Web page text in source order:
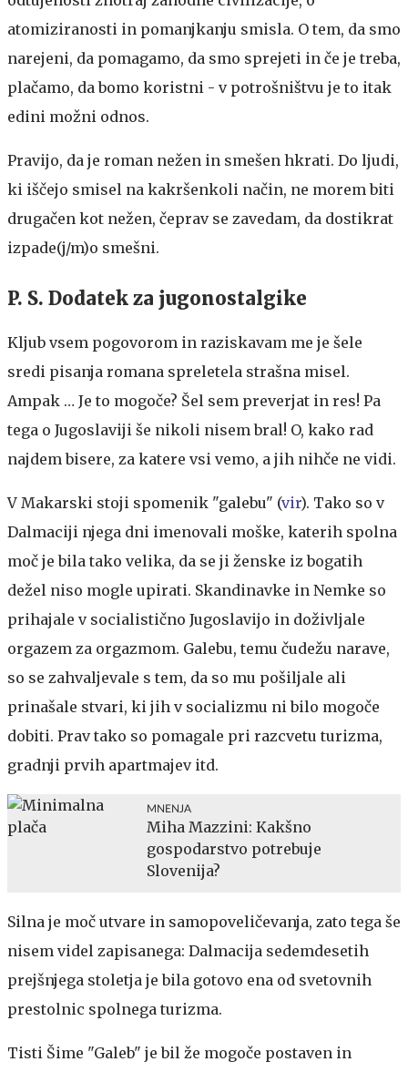
atomiziranosti in pomanjkanju smisla. O tem, da smo
narejeni, da pomagamo, da smo sprejeti in če je treba,
plačamo, da bomo koristni - v potrošništvu je to itak
edini možni odnos.
Pravijo, da je roman nežen in smešen hkrati. Do ljudi,
ki iščejo smisel na kakršenkoli način, ne morem biti
drugačen kot nežen, čeprav se zavedam, da dostikrat
izpade(j/m)o smešni.
P. S. Dodatek za jugonostalgike
Kljub vsem pogovorom in raziskavam me je šele
sredi pisanja romana spreletela strašna misel.
Ampak … Je to mogoče? Šel sem preverjat in res! Pa
tega o Jugoslaviji še nikoli nisem bral! O, kako rad
najdem bisere, za katere vsi vemo, a jih nihče ne vidi.
V Makarski stoji spomenik "galebu" (vir). Tako so v
Dalmaciji njega dni imenovali moške, katerih spolna
moč je bila tako velika, da se ji ženske iz bogatih
dežel niso mogle upirati. Skandinavke in Nemke so
prihajale v socialistično Jugoslavijo in doživljale
orgazem za orgazmom. Galebu, temu čudežu narave,
so se zahvaljevale s tem, da so mu pošiljale ali
prinašale stvari, ki jih v socializmu ni bilo mogoče
dobiti. Prav tako so pomagale pri razcvetu turizma,
gradnji prvih apartmajev itd.
MNENJA
Miha Mazzini: Kakšno
gospodarstvo potrebuje
Slovenija?
Silna je moč utvare in samopoveličevanja, zato tega še
nisem videl zapisanega: Dalmacija sedemdesetih
prejšnjega stoletja je bila gotovo ena od svetovnih
prestolnic spolnega turizma.
Tisti Šime "Galeb" je bil že mogoče postaven in